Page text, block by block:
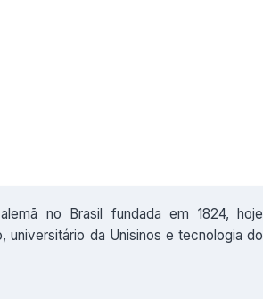
no Brasil fundada em 1824, hoje
universitário da Unisinos e tecnologia do